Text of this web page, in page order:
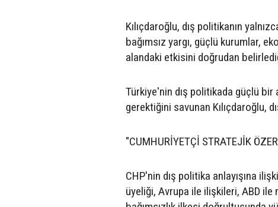
Kılıçdaroğlu, dış politikanın
bağımsız yargı, güçlü kurumlar,
alandaki etkisini doğrudan
Türkiye'nin dış politikada güçlü
gerektiğini savunan Kılıçdaroğlu,
"CUMHURİYETÇİ STRATEJİK
CHP'nin dış politika anlayışına
üyeliği, Avrupa ile ilişkileri, ABD